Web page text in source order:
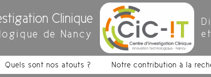
Clinique
de Nancy
Quels sont nos atouts ? Notre contribution à la